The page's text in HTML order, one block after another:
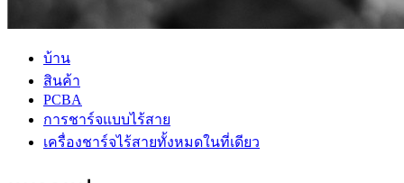
บ้าน
สินค้า
PCBA
การชาร์จแบบไร้สาย
เครื่องชาร์จไร้สายทั้งหมดในที่เดียว